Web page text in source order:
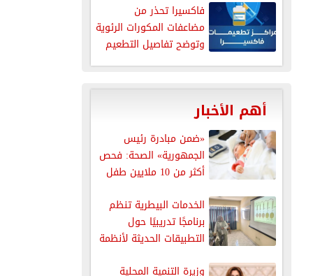
فاكسيرا تحذر من
مضاعفات المكورات الرئوية
وتوضح تفاصيل التطعيم
الوقائي
أهم الأخبار
«ضمن مبادرة رئيس
الجمهورية» الصحة: فحص
أكثر من 10 ملايين طفل
الخدمات البيطرية تنظم
برنامجًا تدريبيًا حول
التطبيقات الحديثة لأنظمة
وزيرة التنمية المحلية